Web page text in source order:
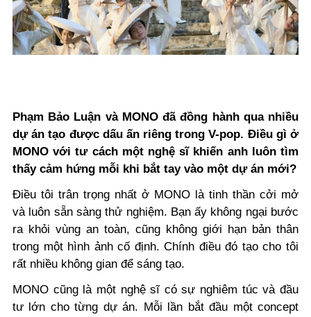
Phạm Bảo Luận và MONO đã đồng hành qua nhiều
dự án tạo được dấu ấn riêng trong V-pop. Điều gì ở
MONO với tư cách một nghệ sĩ khiến anh luôn tìm
thấy cảm hứng mỗi khi bắt tay vào một dự án mới?
Điều tôi trân trọng nhất ở MONO là tinh thần cởi mở
và luôn sẵn sàng thử nghiệm. Bạn ấy không ngại bước
ra khỏi vùng an toàn, cũng không giới hạn bản thân
trong một hình ảnh cố định. Chính điều đó tạo cho tôi
rất nhiều không gian để sáng tạo.
MONO cũng là một nghệ sĩ có sự nghiêm túc và đầu
tư lớn cho từng dự án. Mỗi lần bắt đầu một concept